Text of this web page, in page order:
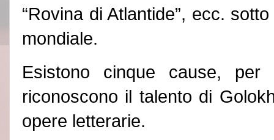
“Rovina di Atlantide”, ecc.
mondiale.
Esistono cinque cause,
riconoscono il talento di
opere letterarie.